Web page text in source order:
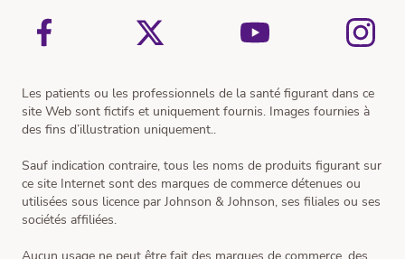
Les patients ou les professionnels de la santé figurant dans ce
site Web sont fictifs et uniquement fournis. Images fournies à
des fins d’illustration uniquement..
Sauf indication contraire, tous les noms de produits figurant sur
ce site Internet sont des marques de commerce détenues ou
utilisées sous licence par Johnson & Johnson, ses filiales ou ses
sociétés affiliées.